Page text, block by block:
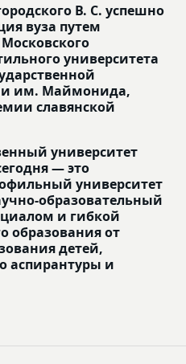
В. С. успешно
вуза путем
университета
им. Маймонида,
славянской
университет
— это
университет
образовательный
и гибкой
образования от
детей,
аспирантуры и